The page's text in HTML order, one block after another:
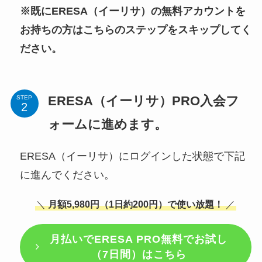
※既にERESA（イーリサ）の無料アカウントを
お持ちの方はこちらのステップをスキップしてく
ださい。
STEP
ERESA（イーリサ）PRO入会フ
ォームに進めます。
ERESA（イーリサ）にログインした状態で下記
に進んでください。
＼月額5,980円（1日約200円）で使い放題！／
月払いでERESA PRO無料でお試し
（7日間）はこちら